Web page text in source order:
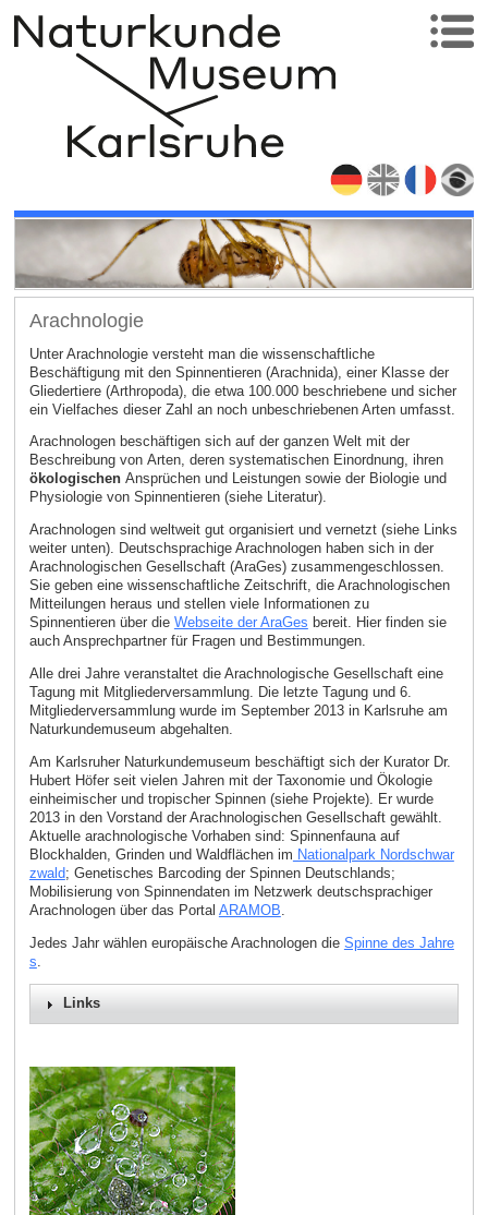
Arachnologie
Unter Arachnologie versteht man die wissenschaftliche
Beschäftigung mit den Spinnentieren (Arachnida), einer Klasse der
Gliedertiere (Arthropoda), die etwa 100.000 beschriebene und sicher
ein Vielfaches dieser Zahl an noch unbeschriebenen Arten umfasst.
Arachnologen beschäftigen sich auf der ganzen Welt mit der
Beschreibung von Arten, deren systematischen Einordnung, ihren
ökologischen Ansprüchen und Leistungen sowie der Biologie und
Physiologie von Spinnentieren (siehe Literatur).
Arachnologen sind weltweit gut organisiert und vernetzt (siehe Links
weiter unten). Deutschsprachige Arachnologen haben sich in der
Arachnologischen Gesellschaft (AraGes) zusammengeschlossen.
Sie geben eine wissenschaftliche Zeitschrift, die Arachnologischen
Mitteilungen heraus und stellen viele Informationen zu
Spinnentieren über die Webseite der AraGes bereit. Hier finden sie
auch Ansprechpartner für Fragen und Bestimmungen.
Alle drei Jahre veranstaltet die Arachnologische Gesellschaft eine
Tagung mit Mitgliederversammlung. Die letzte Tagung und 6.
Mitgliederversammlung wurde im September 2013 in Karlsruhe am
Naturkundemuseum abgehalten.
Am Karlsruher Naturkundemuseum beschäftigt sich der Kurator Dr.
Hubert Höfer seit vielen Jahren mit der Taxonomie und Ökologie
einheimischer und tropischer Spinnen (siehe Projekte). Er wurde
2013 in den Vorstand der Arachnologischen Gesellschaft gewählt.
Aktuelle arachnologische Vorhaben sind: Spinnenfauna auf
Blockhalden, Grinden und Waldflächen im Nationalpark Nordschwar
zwald; Genetisches Barcoding der Spinnen Deutschlands;
Mobilisierung von Spinnendaten im Netzwerk deutschsprachiger
Arachnologen über das Portal ARAMOB
Jedes Jahr wählen europäische Arachnologen die Spinne des Jahre
s
Links